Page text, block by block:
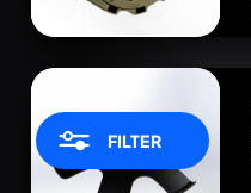
FILTER